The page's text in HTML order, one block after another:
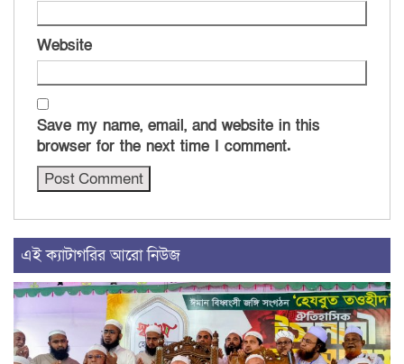
Website
Save my name, email, and website in this
browser for the next time I comment.
এই ক্যাটাগরির আরো নিউজ